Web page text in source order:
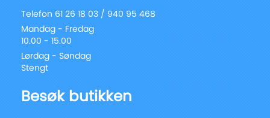
Telefon 61 26 18 03 / 940 95 468
Mandag - Fredag
10.00 - 15.00
Lørdag - Søndag
Stengt
Besøk butikken